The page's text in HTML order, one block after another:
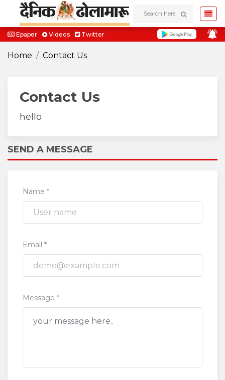
Epaper Videos Twitter
Home Contact Us
Contact Us
hello
SEND A MESSAGE
Name *
Email *
Message *